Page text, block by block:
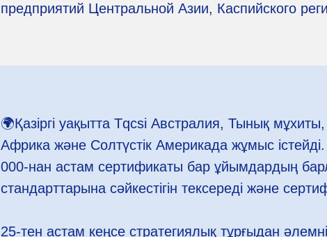
предприятий Центральной Азии, Каспийского
🌍Қазіргі уақытта Tqcsi Австралия, Тынық
Африка және Солтүстік Америкада жұмыс
000-нан астам сертификаты бар ұйымдардың
стандарттарына сәйкестігін тексереді және
25-тен астам кеңсе стратегиялық тұрғыдан